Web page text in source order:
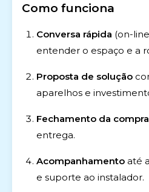
Como funciona
Conversa rápida (on-
entender o espaço e a
Proposta de solução
aparelhos e
Fechamento da compra
entrega.
Acompanhamento até
e suporte ao instalador.